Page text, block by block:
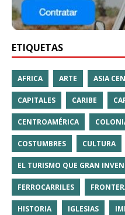
ETIQUETAS
AFRICA ARTE ASIA
CAPITALES CARIBE
CENTROAMÉRICA
COSTUMBRES CULTURA
EL TURISMO QUE GRAN
FERROCARRILES
HISTORIA IGLESIAS